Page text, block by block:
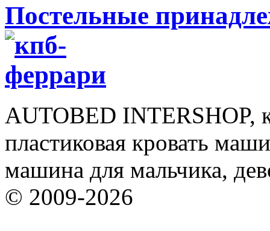
Постельные
AUTOBED INTERSHOP,
пластиковая кровать
машина для мальчика,
© 2009-2026